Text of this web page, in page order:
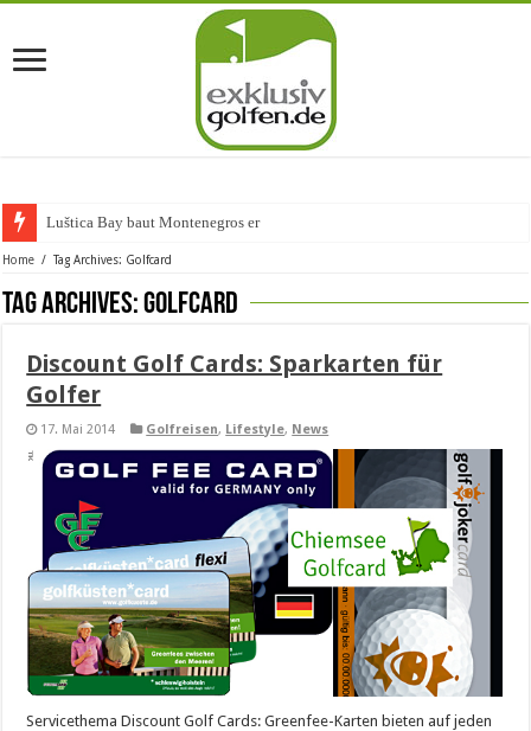
Luštica Bay baut Montenegros erste G
Home / Tag Archives: Golfcard
Tag Archives:Golfcard
Discount Golf Cards: Sparkarten für
Golfer
17. Mai 2014 Golfreisen, Lifestyle, News
Servicethema Discount Golf Cards: Greenfee-Karten bieten auf jeden